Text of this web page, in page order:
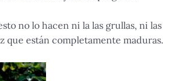
no lo hacen ni la las grullas, ni las
que están completamente maduras.